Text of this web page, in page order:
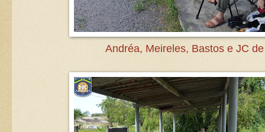
Andréa, Meireles, Bastos e JC